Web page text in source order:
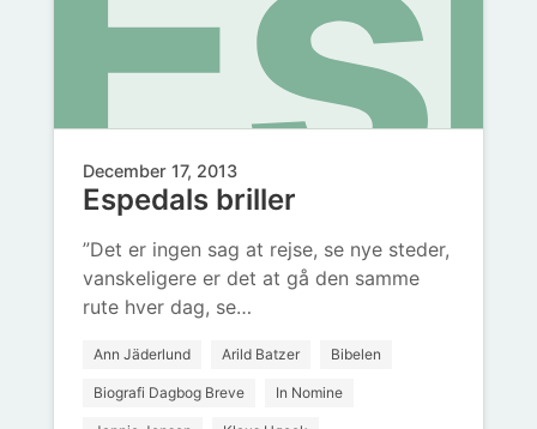
December 17, 2013
Espedals briller
”Det er ingen sag at rejse, se nye steder,
vanskeligere er det at gå den samme
rute hver dag, se…
Ann Jäderlund Arild Batzer Bibelen
Biografi Dagbog Breve In Nomine